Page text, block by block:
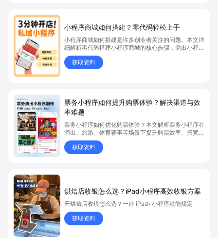
小程序商城如何搭建？零代码轻松上手
小程序商城如何搭建是许多创业者关注的问题。本文详
细解析零代码搭建小程序商城的核心步骤，突出小程序
商城、商城搭建与零代码开店优势，帮助你轻松实现商
品上架、全渠道销售及高效会员运营，快速开启线上卖
货新模式。点击获取详细操作指南！
获取资料
票务小程序如何提升购票体验？解决渠道与效
率难题
票务小程序如何优化购票体验？本文解析票务小程序在
演出、旅游、体育赛事等场景下提升购票效率、拓宽销
售渠道、实现会员精准营销的具体方式。关键词包括
“票务小程序”、“购票体验”、“购票效率”。
获取资料
烘焙店收银怎么选？iPad小程序高效收银方案
开烘焙店收银怎么选？一台 iPad+小程序就能搞定
获取资料